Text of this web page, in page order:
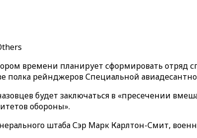
времени планирует сформировать
полка рейнджеров Специальной
будет заключаться в «пресечении
обороны».
штаба Сэр Марк Карлтон-Смит,